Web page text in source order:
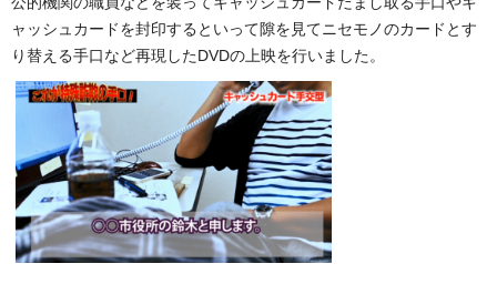
ャッシュカードを封印するといって隙を見てニセモノのカードとす
り替える手口など再現したDVDの上映を行いました。